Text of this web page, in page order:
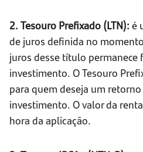
2. Tesouro Prefixado (LTN): é
de juros definida no
juros desse título
investimento. O Tesouro
para quem deseja um
investimento. O valor da
hora da aplicação.